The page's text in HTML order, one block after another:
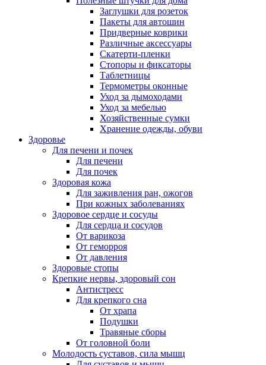
Заглушки для розеток
Пакеты для автошин
Придверные коврики
Различные аксессуары
Скатерти-пленки
Стопоры и фиксаторы
Таблетницы
Термометры оконные
Уход за дымоходами
Уход за мебелью
Хозяйственные сумки
Хранение одежды, обуви
Здоровье
Для печени и почек
Для печени
Для почек
Здоровая кожа
Для заживления ран, ожогов
При кожных заболеваниях
Здоровое сердце и сосуды
Для сердца и сосудов
От варикоза
От геморроя
От давления
Здоровые стопы
Крепкие нервы, здоровый сон
Антистресс
Для крепкого сна
От храпа
Подушки
Травяные сборы
От головной боли
Молодость суставов, сила мышц